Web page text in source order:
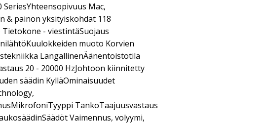
SeriesYhteensopivuus Mac,
& painon yksityiskohdat 118
- viestintäSuojaus
muoto Korvien
LangallinenÄänentoistotila
20 - 20000 HzJohtoon kiinnitetty
säädin KylläOminaisuudet
TankoTaajuusvastaus
Vaimennus, volyymi,